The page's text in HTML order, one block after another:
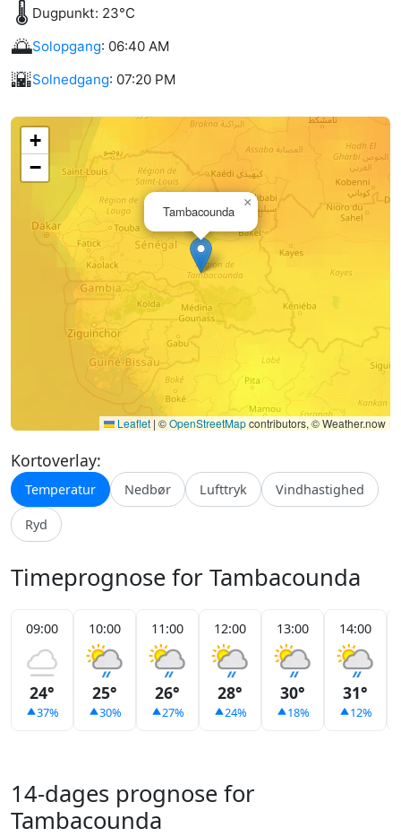
🌡️ Dugpunkt: 23°C
🌅Solopgang: 06:40 AM
🌇Solnedgang: 07:20 PM
Tambacounda
×
+
−
Leaflet | ©OpenStreetMapcontributors, © Weather.now
Kortoverlay:
Temperatur Nedbør Lufttryk Vindhastighed
Ryd
Timeprognose for Tambacounda
09:00
24°
37%
10:00
25°
30%
11:00
26°
27%
12:00
28°
24%
13:00
30°
18%
14:00
31°
12%
14-dages prognose for
Tambacounda